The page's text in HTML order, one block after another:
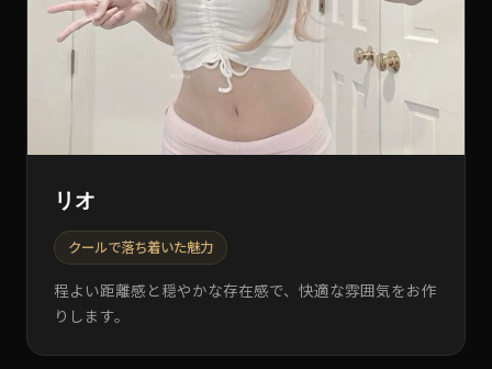
リオ
クールで落ち着いた魅力
程よい距離感と穏やかな存在感で、快適な雰囲気をお作
りします。